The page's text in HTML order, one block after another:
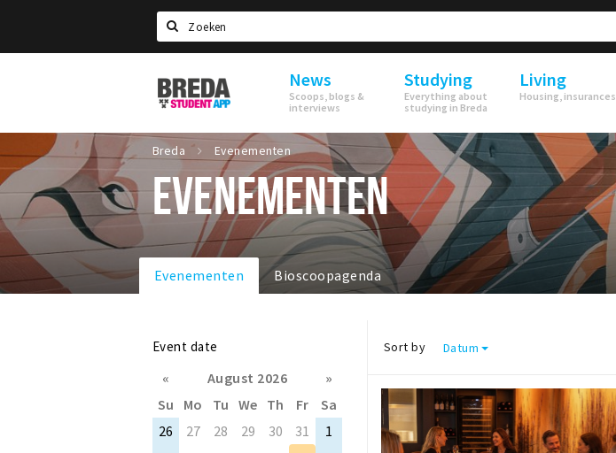
Search
Breda
Student
News
Scoops, blogs &
interviews
Studying
Everything about
studying in Breda
Living
Housing, insurances
Breda Evenementen
EVENEMENTEN
Evenementen Bioscoopagenda
Event date
« August 2026
»
Su
Mo Tu We Th Fr
Sa
26
27 28 29 30 31
1
Sort by Datum